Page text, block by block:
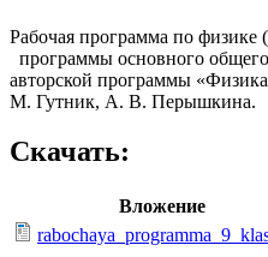
Рабочая программа по физике
программы основного
авторской программы
М. Гутник, А. В. Перышкина.
Скачать:
Вложение